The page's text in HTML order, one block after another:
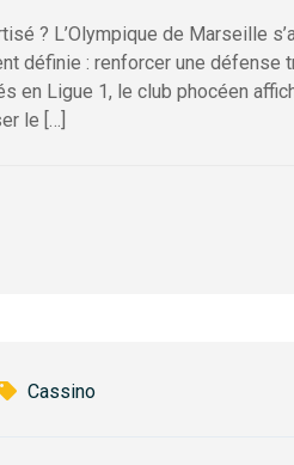
? L’Olympique de Marseille
définie : renforcer une défense
en Ligue 1, le club phocéen
le […]
Cassino